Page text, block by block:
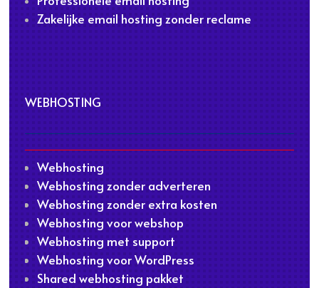
Zakelijke email hosting zonder reclame
WEBHOSTING
Webhosting
Webhosting zonder adverteren
Webhosting zonder extra kosten
Webhosting voor webshop
Webhosting met support
Webhosting voor WordPress
Shared webhosting pakket